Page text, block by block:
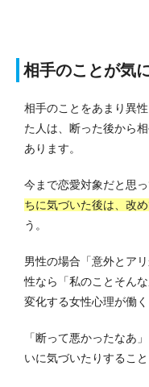
相手のことが気
相手のことをあまり異
た人は、断った後から
あります。
今まで恋愛対象だと思
ちに気づいた後は、改
う。
男性の場合「意外とア
性なら「私のことそん
変化する女性心理が働く
「断って悪かったなあ
いに気づいたりすること